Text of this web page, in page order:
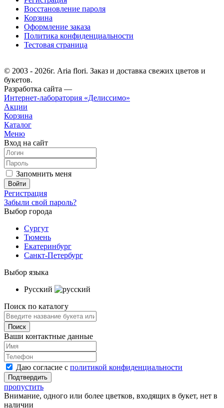
Восстановление пароля
Корзина
Оформление заказа
Политика конфиденциальности
Тестовая страница
© 2003 - 2026г. Aria flori. Заказ и доставка свежих цветов и
букетов.
Разработка сайта —
Интернет-лаборатория «Делиссимо»
Акции
Корзина
Каталог
Меню
Вход на сайт
Запомнить меня
Регистрация
Забыли свой пароль?
Выбор города
Сургут
Тюмень
Екатеринбург
Санкт-Петербург
Выбор языка
Русский
Поиск по каталогу
Ваши контактные данные
Даю согласие с политикой конфиденциальности
пропустить
Внимание, одного или более цветков, входящих в букет, нет в
наличии